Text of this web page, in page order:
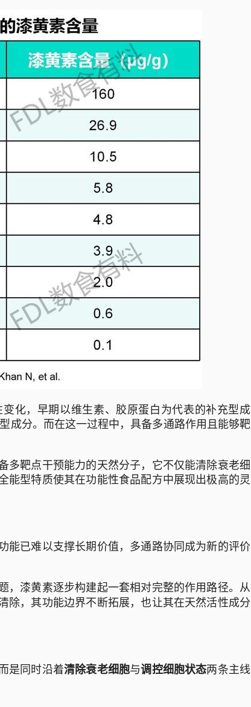
化，早期以维生素、胶原蛋白为代表的补充型成
成分。而在这一过程中，具备多通路作用且能够靶
多靶点干预能力的天然分子，它不仅能清除衰老细
能型特质使其在功能性食品配方中展现出极高的灵
能已难以支撑长期价值，多通路协同成为新的评价
，漆黄素逐步构建起一套相对完整的作用路径。从
除，其功能边界不断拓展，也让其在天然活性成分
是同时沿着清除衰老细胞与调控细胞状态两条主线